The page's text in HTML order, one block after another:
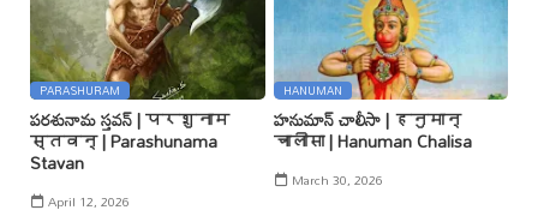
PARASHURAM
పరశునామ స్తవన్ | परशुनाम
स्तवन् | Parashunama
Stavan
April 12, 2026
HANUMAN
హనుమాన్ చాలీసా | हनुमान्
चालीसा | Hanuman Chalisa
March 30, 2026